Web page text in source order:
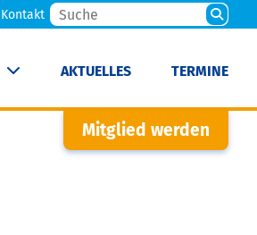
Kontakt
AKTUELLES TERMINE
Mitglied werden